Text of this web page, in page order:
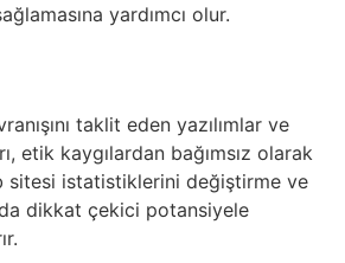
yardımcı olur.
taklit eden yazılımlar ve
etik kaygılardan bağımsız olarak
sitesi istatistiklerini değiştirme ve
dikkat çekici potansiyele